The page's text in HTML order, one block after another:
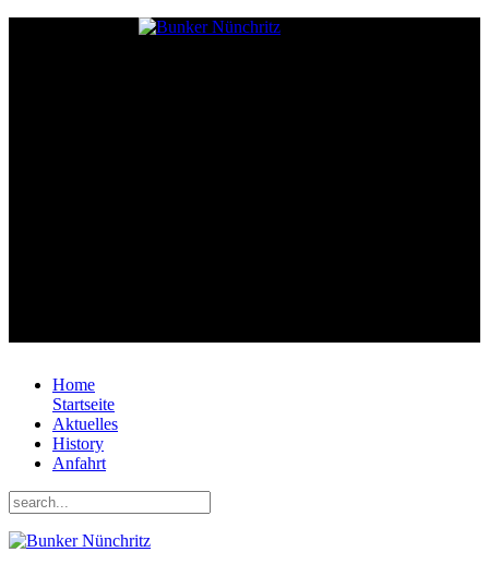
Home
Startseite
Aktuelles
History
Anfahrt